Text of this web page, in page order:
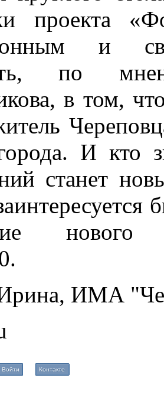
проекта
и
по
в том,
И кто
станет
нового
ИМА
Войти Контакте